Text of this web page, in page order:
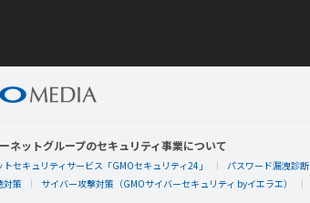
ネットグループのセキュリティ事業について
セキュリティサービス「GMOセキュリティ24」 パスワード漏洩診断
対策
サイバー攻撃対策（GMOサイバーセキュリティ byイエラエ）